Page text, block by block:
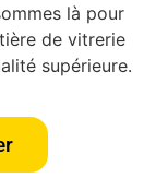
là pour
de vitrerie
supérieure.